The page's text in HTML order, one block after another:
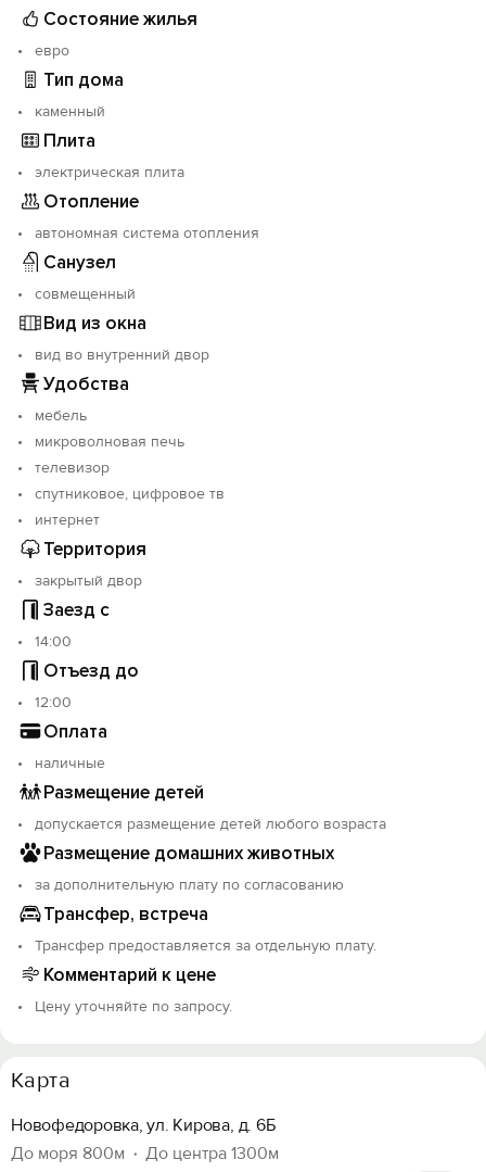
Состояние жилья
евро
Тип дома
каменный
Плита
электрическая плита
Отопление
автономная система отопления
Санузел
совмещенный
Вид из окна
вид во внутренний двор
Удобства
мебель
микроволновая печь
телевизор
спутниковое, цифровое тв
интернет
Территория
закрытый двор
Заезд с
14:00
Отъезд до
12:00
Оплата
наличные
Размещение детей
допускается размещение детей любого возраста
Размещение домашних животных
за дополнительную плату по согласованию
Трансфер, встреча
Трансфер предоставляется за отдельную плату.
Комментарий к цене
Цену уточняйте по запросу.
Карта
Новофедоровка, ул. Кирова, д. 6Б
До моря 800м
До центра 1300м
Вход на сайт
Войти илиЗарегистрироваться